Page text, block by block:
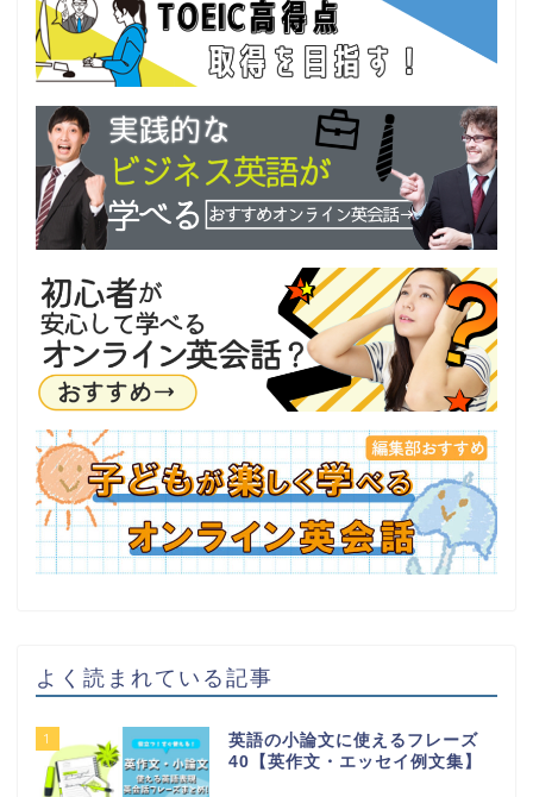
よく読まれている記事
1
英語の小論文に使えるフレーズ
40【英作文・エッセイ例文集】